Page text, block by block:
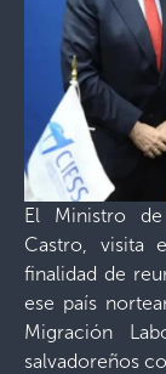
El Ministro
Castro, visita
finalidad de
ese país
Migración
salvadoreños